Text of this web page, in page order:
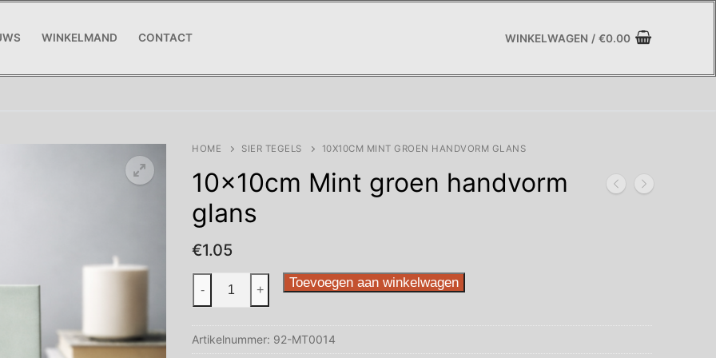
WINKELMAND CONTACT WINKELWAGEN / €0.00
HOME SIER TEGELS 10X10CM MINT GROEN HANDVORM GLANS
10x10cm Mint groen handvorm
glans
€1.05
10x10cm
handvorm
- + Toevoegen aan winkelwagen
Artikelnummer: 92-MT0014